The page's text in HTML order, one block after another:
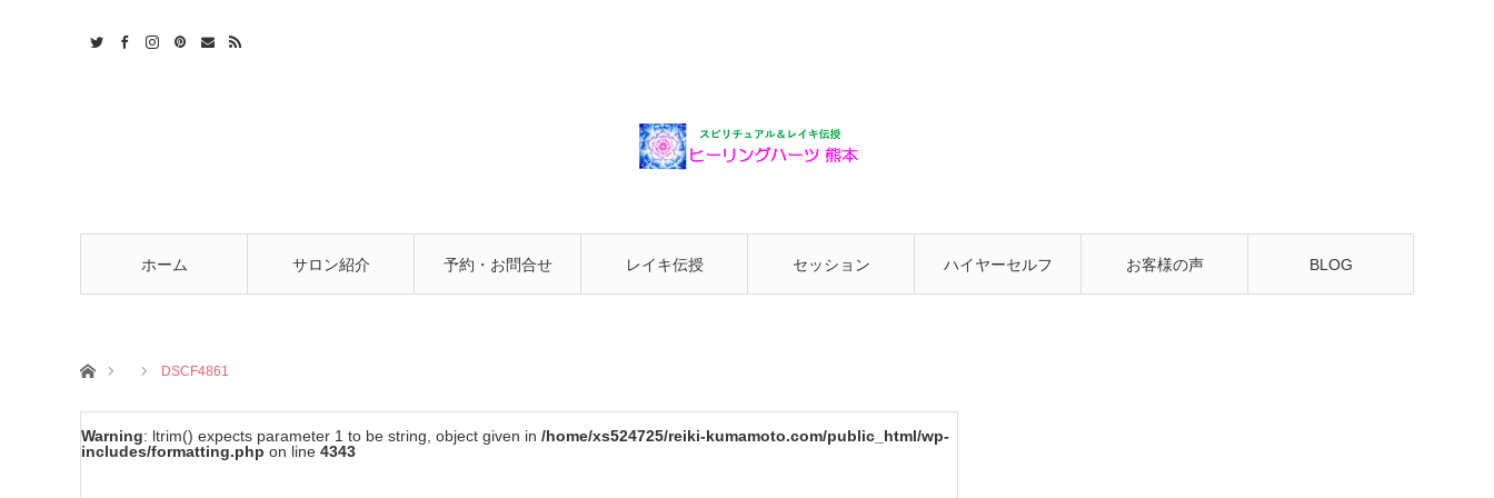
ホーム サロン紹介 予約・お問合せ レイキ伝授 セッション ハイヤーセルフ お客様の声 BLOG
ホーム DSCF4861
Warning: ltrim() expects parameter 1 to be string, object given in /home/xs524725/reiki-kumamoto.com/public_html/wp-
includes/formatting.php on line 4343